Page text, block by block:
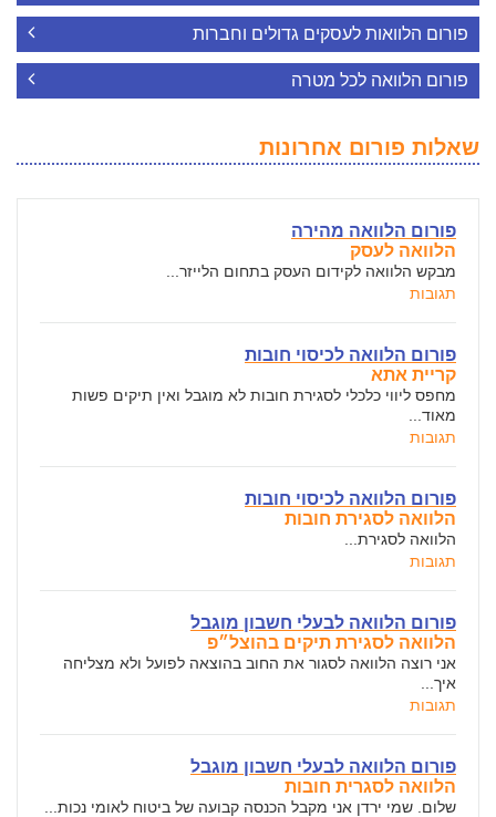
פורום הלוואות לעסקים גדולים וחברות
פורום הלוואה לכל מטרה
שאלות פורום אחרונות
פורום הלוואה מהירה
הלוואה לעסק
מבקש הלוואה לקידום העסק בתחום הלייזר...
תגובות
פורום הלוואה לכיסוי חובות
קריית אתא
מחפס ליווי כלכלי לסגירת חובות לא מוגבל ואין תיקים פשות
מאוד...
תגובות
פורום הלוואה לכיסוי חובות
הלוואה לסגירת חובות
הלוואה לסגירת...
תגובות
פורום הלוואה לבעלי חשבון מוגבל
הלוואה לסגירת תיקים בהוצל״פ
אני רוצה הלוואה לסגור את החוב בהוצאה לפועל ולא מצליחה
איך...
תגובות
פורום הלוואה לבעלי חשבון מוגבל
הלוואה לסגרית חובות
שלום. שמי ירדן אני מקבל הכנסה קבועה של ביטוח לאומי נכות...